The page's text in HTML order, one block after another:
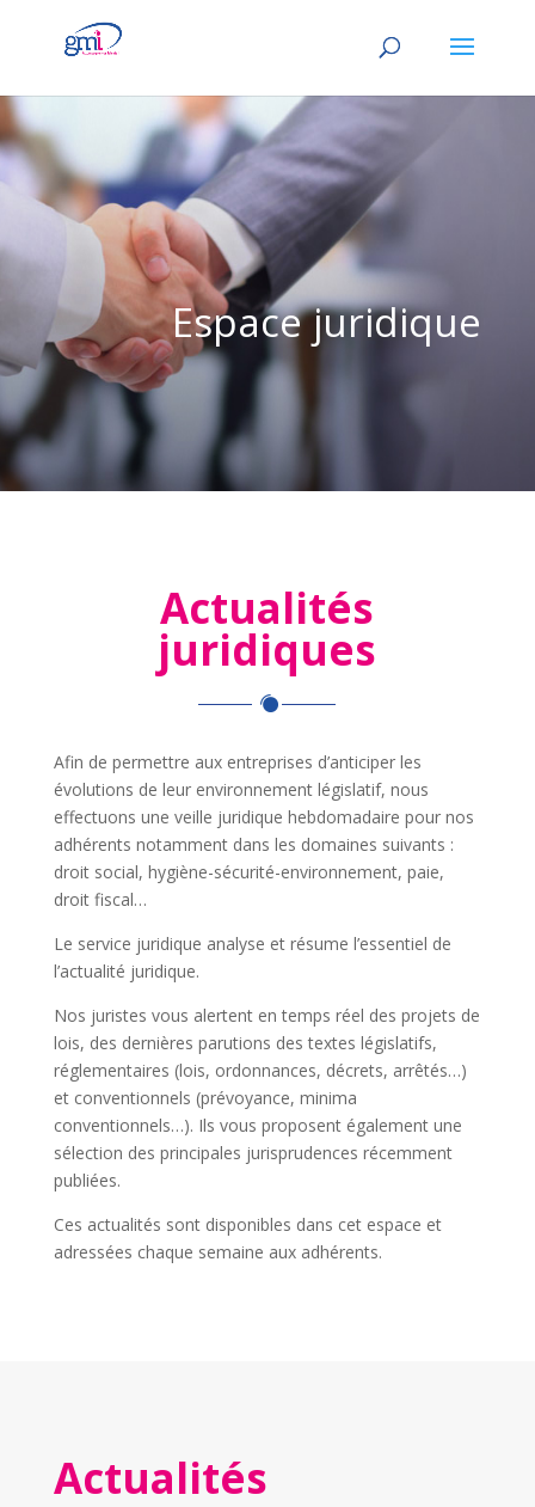
Espace juridique
Actualités
juridiques
Afin de permettre aux entreprises d’anticiper les
évolutions de leur environnement législatif, nous
effectuons une veille juridique hebdomadaire pour nos
adhérents notamment dans les domaines suivants :
droit social, hygiène-sécurité-environnement, paie,
droit fiscal…
Le service juridique analyse et résume l’essentiel de
l’actualité juridique.
Nos juristes vous alertent en temps réel des projets de
lois, des dernières parutions des textes législatifs,
réglementaires (lois, ordonnances, décrets, arrêtés…)
et conventionnels (prévoyance, minima
conventionnels…). Ils vous proposent également une
sélection des principales jurisprudences récemment
publiées.
Ces actualités sont disponibles dans cet espace et
adressées chaque semaine aux adhérents.
Actualités